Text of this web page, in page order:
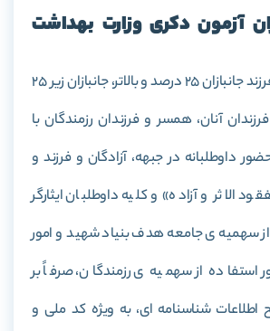
آزمون دکری وزارت بهداشت
جانبازان، همسر و فرزند جانبازان 25 درصد و بالاتر، جانبازان زیر 25
آنان، همسر و فرزندان رزمندگان با
داوطلبانه در جبهه، آزادگان و فرزند و
الاثر و آزاده» و کلیه داوطلبان ایثارگر
سهمیه ی جامعه هدف بنیاد شهید و امور
استفاده از سهمیه ی رزمندگان، صرفاً بر
شناسنامه ای، به ویژه کد ملی و